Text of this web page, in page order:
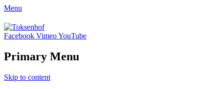
Menu
Toksenhof
Питомник немецких овчарок элитного
разведения
Facebook VimeoYouTube
Primary Menu
Skip to content